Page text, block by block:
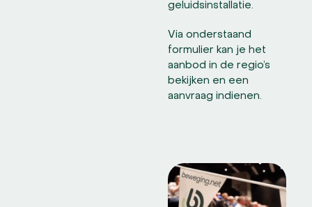
geluidsinstallatie.
Via onderstaand
formulier kan je het
aanbod in de regio’s
bekijken en een
aanvraag indienen.